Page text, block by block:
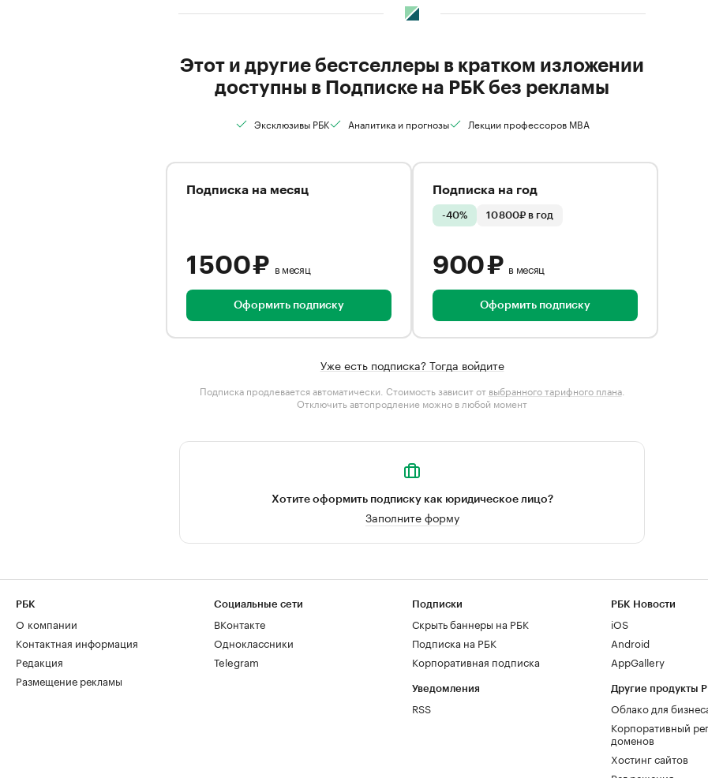
Этот и другие бестселлеры в кратком изложении
доступны в Подписке на РБК без рекламы
Эксклюзивы РБК Аналитика и прогнозы Лекции профессоров MBA
Подписка на месяц
1 500 ₽ в месяц
Оформить подписку
Подписка на год
-40% 10 800₽ в год
900 ₽ в месяц
Оформить подписку
Уже есть подписка? Тогда войдите
Подписка продлевается автоматически. Стоимость зависит от выбранного тарифного плана.
Отключить автопродление можно в любой момент
Хотите оформить подписку как юридическое лицо?
Заполните форму
РБК
О компании
Контактная информация
Редакция
Размещение рекламы
Социальные сети
ВКонтакте
Одноклассники
Telegram
Подписки
Скрыть баннеры на РБК
Подписка на РБК
Корпоративная подписка
Уведомления
RSS
РБК Новости
iOS
Android
AppGallery
Другие продукты
Облако для
Корпоративный
доменов
Хостинг сайтов